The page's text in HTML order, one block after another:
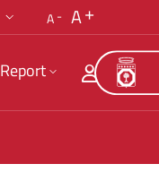
A A
Report